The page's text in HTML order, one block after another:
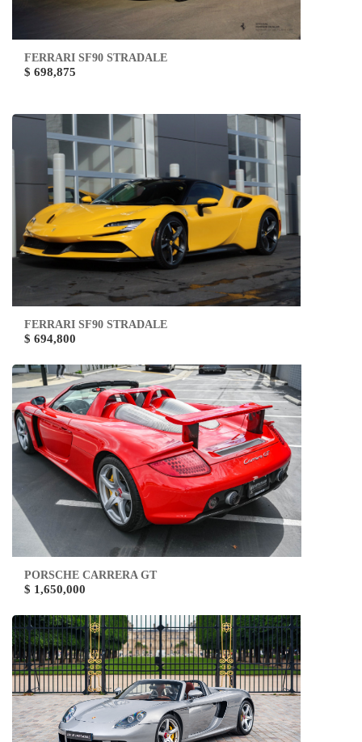
FERRARI SF90 STRADALE
$ 698,875
FERRARI SF90 STRADALE
$ 694,800
PORSCHE CARRERA GT
$ 1,650,000